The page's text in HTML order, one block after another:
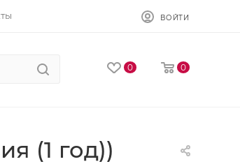
ВОЙТИ
0 0
(1 год))